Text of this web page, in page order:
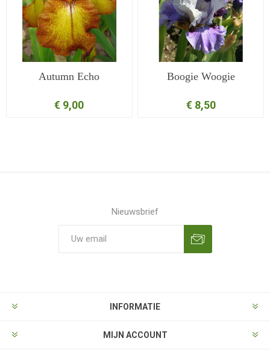
Autumn Echo
€ 9,00
Boogie Woogie
€ 8,50
Nieuwsbrief
INFORMATIE
MIJN ACCOUNT